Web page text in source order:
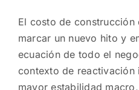
El costo de
marcar un nuevo hito y
ecuación de todo el
contexto de
mayor estabilidad